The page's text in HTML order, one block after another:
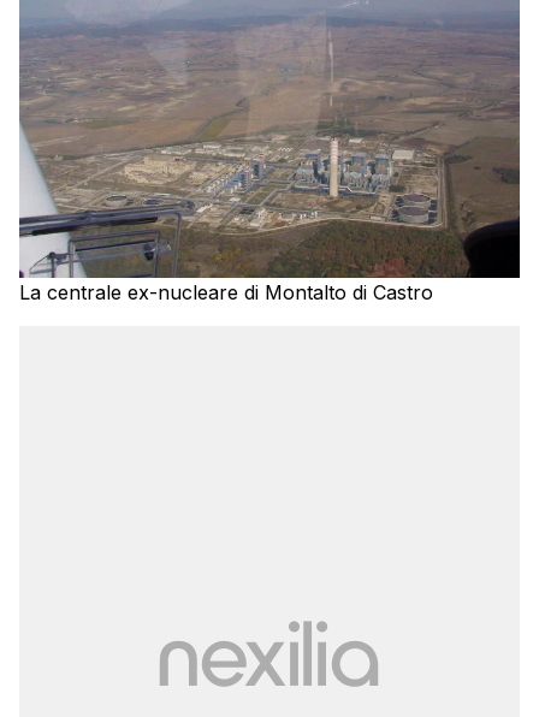
La centrale ex-nucleare di Montalto di Castro